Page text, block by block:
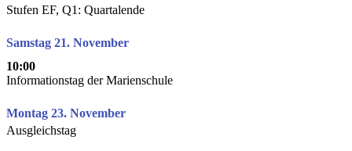
Stufen EF, Q1: Quartalende
Samstag 21. November
10:00
Informationstag der Marienschule
Montag 23. November
Ausgleichstag